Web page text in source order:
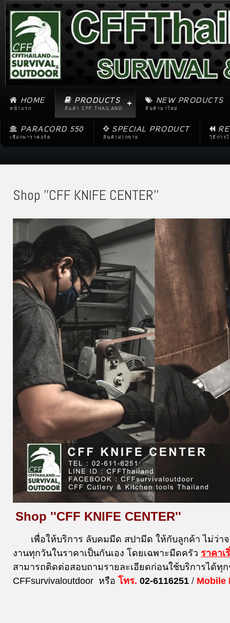
HOME
หน้าแรก
PRODUCTS
สินค้า CFF THAILAND
NEW PRODUCTS
สินค้ามาใหม่
PARACORD 550
เชือกพาราคอร์ด
SPECIAL PRODUCT
สินค้าฝากขาย วิธีการ
Shop ''CFF KNIFE CENTER''
Shop ''CFF KNIFE CENTER''
เพื่อให้บริการ ลับคมมีด สปามีด ให้กับลูกค้า ไม่ว่
งานทุกวันในราคาเป็นกันเอง โดยเฉพาะมีดครัว ราคาเ
สามารถติดต่อสอบถามรายละเอียดก่อนใช้บริการได้ทุ
CFFsurvivaloutdoor หรือ โทร. 02-6116251 / Mobile